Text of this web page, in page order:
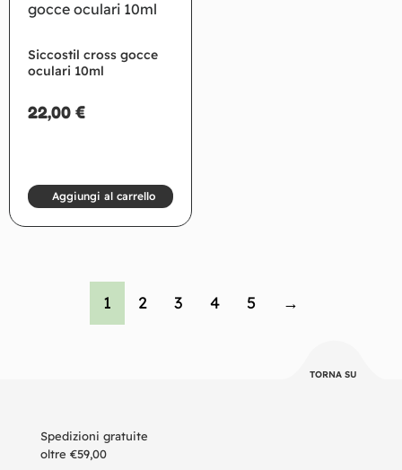
Siccostil cross gocce
oculari 10ml
22,00 €
Aggiungi al carrello
1 2 3 4 5 →
TORNA SU
Spedizioni gratuite
oltre €59,00